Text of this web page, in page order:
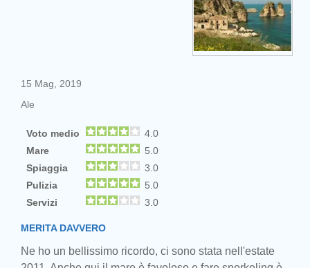
15 Mag, 2019
Ale
Voto medio
4.0
Mare
5.0
Spiaggia
3.0
Pulizia
5.0
Servizi
3.0
MERITA DAVVERO
Ne ho un bellissimo ricordo, ci sono stata nell'estate